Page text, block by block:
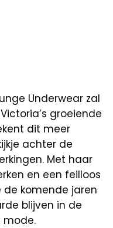
Underwear zal
groeiende
dit meer
achter de
Met haar
en een feilloos
de komende jaren
blijven in de
mode.